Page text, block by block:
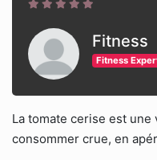
Fitness
Fitness
La tomate cerise est une
consommer crue, en